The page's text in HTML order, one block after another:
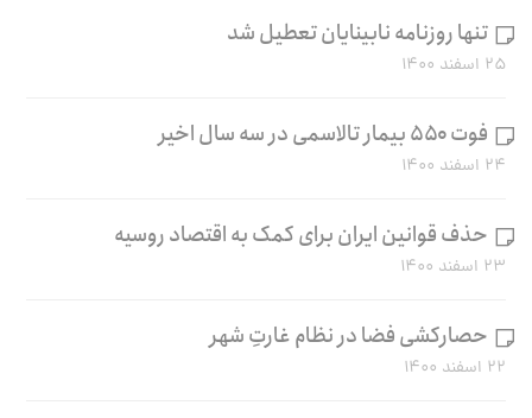
تنها روزنامه نابینایان تعطیل شد
۲۵ اسفند ۱۴۰۰
فوت ۵۵۰ بیمار تالاسمی در سه سال اخیر
۲۴ اسفند ۱۴۰۰
حذف قوانین ایران برای کمک به اقتصاد روسیه
۲۳ اسفند ۱۴۰۰
حصارکشی فضا در نظام غارتِ شهر
۲۲ اسفند ۱۴۰۰